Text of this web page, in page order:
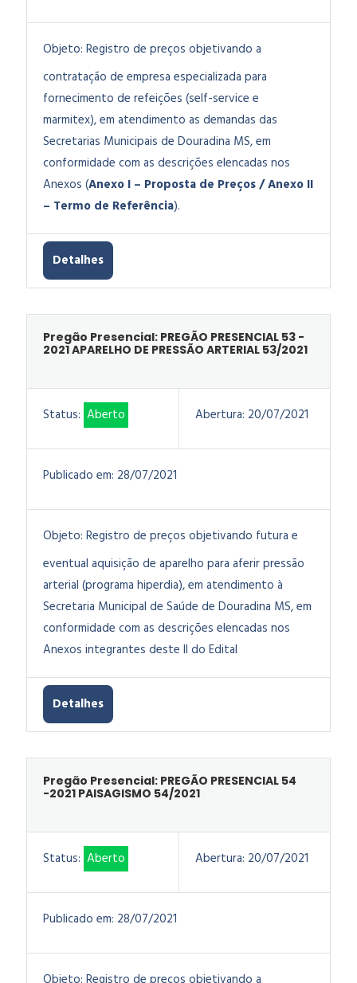
Objeto: Registro de preços objetivando a
contratação de empresa especializada para
fornecimento de refeições (self-service e
marmitex), em atendimento as demandas das
Secretarias Municipais de Douradina MS, em
conformidade com as descrições elencadas nos
Anexos (Anexo I – Proposta de Preços / Anexo II
– Termo de Referência).
Detalhes
Pregão Presencial: PREGÃO PRESENCIAL 53 -
2021 APARELHO DE PRESSÃO ARTERIAL 53/2021
Status: Aberto Abertura: 20/07/2021
Publicado em: 28/07/2021
Objeto: Registro de preços objetivando futura e
eventual aquisição de aparelho para aferir pressão
arterial (programa hiperdia), em atendimento à
Secretaria Municipal de Saúde de Douradina MS, em
conformidade com as descrições elencadas nos
Anexos integrantes deste II do Edital
Detalhes
Pregão Presencial: PREGÃO PRESENCIAL 54
-2021 PAISAGISMO 54/2021
Status: Aberto Abertura: 20/07/2021
Publicado em: 28/07/2021